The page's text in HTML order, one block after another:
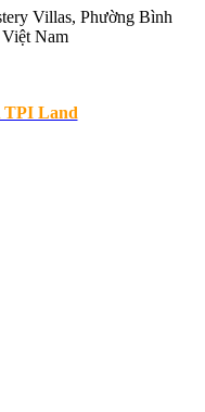
Villas, Phường Bình
Nam
TPI Land